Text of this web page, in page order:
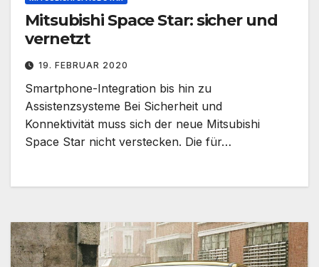
Mitsubishi Space Star: sicher und
vernetzt
19. FEBRUAR 2020
Smartphone-Integration bis hin zu
Assistenzsysteme Bei Sicherheit und
Konnektivität muss sich der neue Mitsubishi
Space Star nicht verstecken. Die für…